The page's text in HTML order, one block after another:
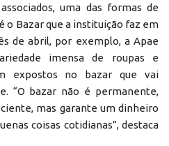
uma das formas de
o Bazar que a instituição faz em
de abril, por exemplo, a Apae
imensa de roupas e
expostos no bazar que vai
“O bazar não é permanente,
mas garante um dinheiro
coisas cotidianas”, destaca